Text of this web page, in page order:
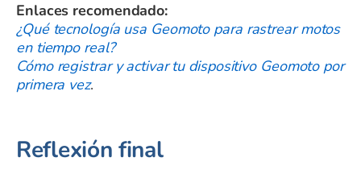
Enlaces recomendado:
¿Qué tecnología usa Geomoto para rastrear motos
en tiempo real?
Cómo registrar y activar tu dispositivo Geomoto por
primera vez.
Reflexión final